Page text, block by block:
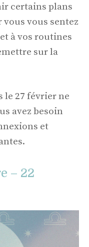
certains plans
vous sentez
à vos routines
sur la
le 27 février ne
avez besoin
et
– 22